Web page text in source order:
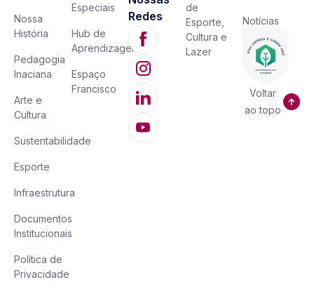
Nossa
História
Pedagogia
Inaciana
Arte e
Cultura
Sustentabilidade
Esporte
Infraestrutura
Documentos
Institucionais
Política de
Privacidade
Especiais
Hub de
Aprendizagem
Espaço
Francisco
Redes
de
Esporte,
Cultura e
Lazer
Notícias
Voltar
ao topo